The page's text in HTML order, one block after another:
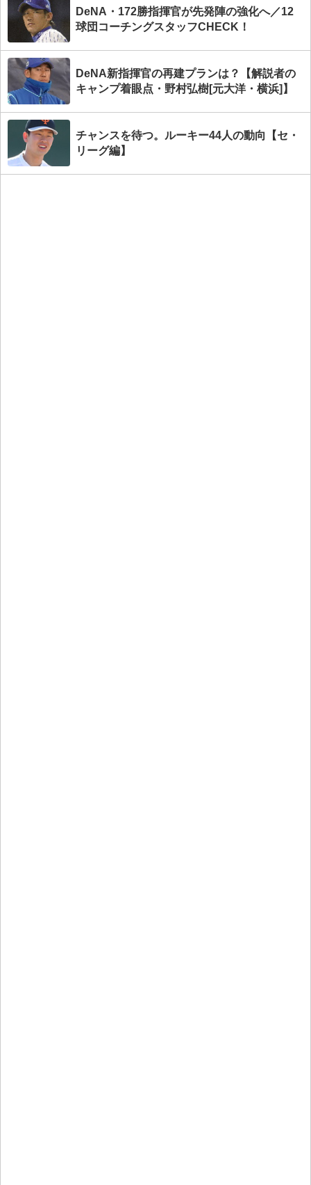
DeNA・172勝指揮官が先発陣の強化へ／12
球団コーチングスタッフCHECK！
DeNA新指揮官の再建プランは？【解説者の
キャンプ着眼点・野村弘樹[元大洋・横浜]】
チャンスを待つ。ルーキー44人の動向【セ・
リーグ編】